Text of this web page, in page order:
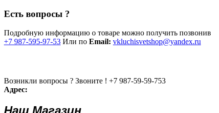
Есть вопросы ?
Подробную информацию о товаре можно получить позвонив
+7 987-595-97-53 Или по Email: vkluchisvetshop@yandex.ru
Возникли вопросы ? Звоните ! +7 987-59-59-753
Адрес:
Наш Магазин